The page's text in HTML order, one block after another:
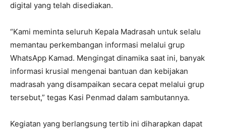
digital yang telah disediakan.
“Kami meminta seluruh Kepala Madrasah untuk selalu
memantau perkembangan informasi melalui grup
WhatsApp Kamad. Mengingat dinamika saat ini, banyak
informasi krusial mengenai bantuan dan kebijakan
madrasah yang disampaikan secara cepat melalui grup
tersebut,” tegas Kasi Penmad dalam sambutannya.
Kegiatan yang berlangsung tertib ini diharapkan dapat